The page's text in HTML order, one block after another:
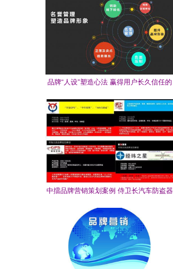
品牌“人设”塑造心法 赢得用户长久信任的
中擂品牌营销策划案例 侍卫长汽车防盗器